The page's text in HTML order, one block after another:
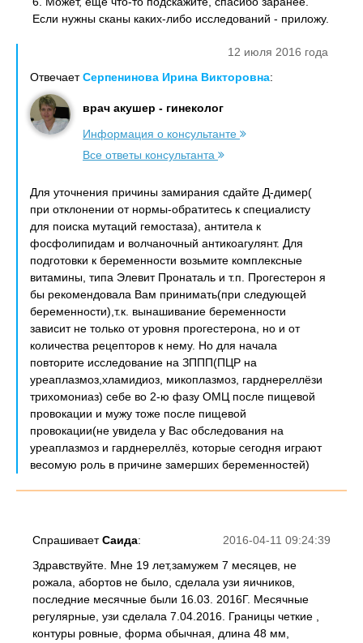
Если нужны сканы каких-либо исследований - приложу.
12 июля 2016 года
ОтвечаетСерпенинова Ирина Викторовна:
врач акушер - гинеколог
Информация о консультанте
Все ответы консультанта
Для уточнения причины замирания сдайте Д-димер(
при отклонении от нормы-обратитесь к специалисту
для поиска мутаций гемостаза), антитела к
фосфолипидам и волчаночный антикоагулянт. Для
подготовки к беременности возьмите комплексные
витамины, типа Элевит Пронаталь и т.п. Прогестерон я
бы рекомендовала Вам принимать(при следующей
беременности),т.к. вынашивание беременности
зависит не только от уровня прогестерона, но и от
количества рецепторов к нему. Но для начала
повторите исследование на ЗППП(ПЦР на
уреаплазмоз,хламидиоз, микоплазмоз, гарднереллёзи
трихомониаз) себе во 2-ю фазу ОМЦ после пищевой
провокации и мужу тоже после пищевой
провокации(не увидела у Вас обследования на
уреаплазмоз и гарднереллёз, которые сегодня играют
весомую роль в причине замерших беременностей)
2016-04-11 09:24:39
СпрашиваетСаида:
Здравствуйте. Мне 19 лет,замужем 7 месяцев, не
рожала, абортов не было, сделала узи яичников,
последние месячные были 16.03. 2016Г. Месячные
регулярные, узи сделала 7.04.2016. Границы четкие ,
контуры ровные, форма обычная, длина 48 мм,